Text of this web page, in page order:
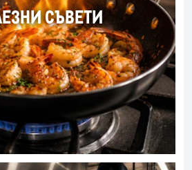
СЪВЕТИ